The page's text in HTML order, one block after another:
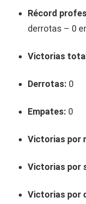
Récord
derrotas – 0
Victorias
Derrotas: 0
Empates: 0
Victorias por
Victorias por
Victorias por